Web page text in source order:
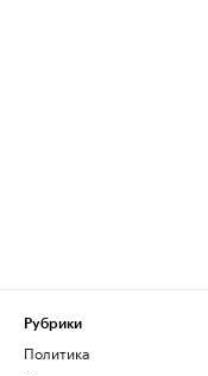
Рубрики
Политика